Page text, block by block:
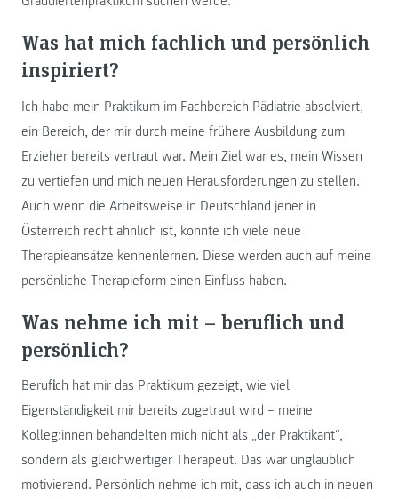
Was hat mich fachlich und persönlich
inspiriert?
Ich habe mein Praktikum im Fachbereich Pädiatrie absolviert,
ein Bereich, der mir durch meine frühere Ausbildung zum
Erzieher bereits vertraut war. Mein Ziel war es, mein Wissen
zu vertiefen und mich neuen Herausforderungen zu stellen.
Auch wenn die Arbeitsweise in Deutschland jener in
Österreich recht ähnlich ist, konnte ich viele neue
Therapieansätze kennenlernen. Diese werden auch auf meine
persönliche Therapieform einen Einfluss haben.
Was nehme ich mit – beruflich und
persönlich?
Beruflich hat mir das Praktikum gezeigt, wie viel
Eigenständigkeit mir bereits zugetraut wird – meine
Kolleg:innen behandelten mich nicht als „der Praktikant“,
sondern als gleichwertiger Therapeut. Das war unglaublich
motivierend. Persönlich nehme ich mit, dass ich auch in neuen